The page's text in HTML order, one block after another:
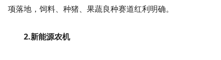
项落地，饲料、种猪、果蔬良种赛道红利明确。
2.新能源农机